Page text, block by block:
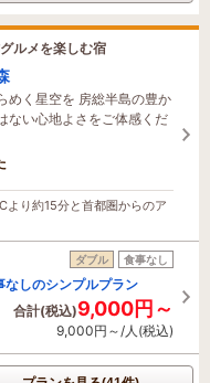
ルメを楽しむ宿
めく星空を 房総半島の豊か
ない心地よさをご体感くだ
より約15分と首都圏からのア
ダブル 食事なし
なしのシンプルプラン
合計(税込)9,000円～
9,000円～/人(税込)